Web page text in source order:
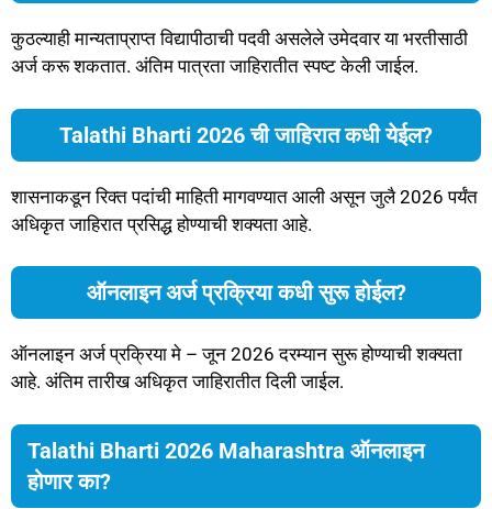
कुठल्याही मान्यताप्राप्त विद्यापीठाची पदवी असलेले उमेदवार या भरतीसाठी
अर्ज करू शकतात. अंतिम पात्रता जाहिरातीत स्पष्ट केली जाईल.
Talathi Bharti 2026 ची जाहिरात कधी येईल?
शासनाकडून रिक्त पदांची माहिती मागवण्यात आली असून जुलै 2026 पर्यंत
अधिकृत जाहिरात प्रसिद्ध होण्याची शक्यता आहे.
ऑनलाइन अर्ज प्रक्रिया कधी सुरू होईल?
ऑनलाइन अर्ज प्रक्रिया मे – जून 2026 दरम्यान सुरू होण्याची शक्यता
आहे. अंतिम तारीख अधिकृत जाहिरातीत दिली जाईल.
Talathi Bharti 2026 Maharashtra ऑनलाइन
होणार का?